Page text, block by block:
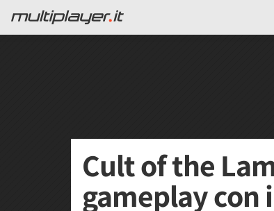
Cult of the
gameplay